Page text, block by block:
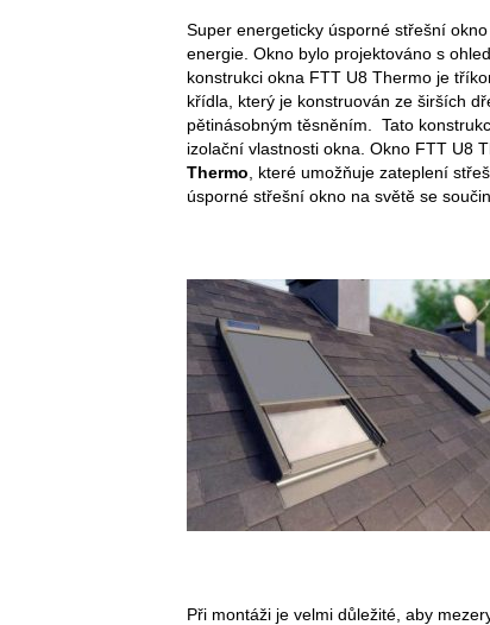
Super energeticky úsporné střešní okno
energie. Okno bylo projektováno s
konstrukci okna FTT U8 Thermo je
křídla, který je konstruován ze širších
pětinásobným těsněním. Tato
izolační vlastnosti okna. Okno FTT U8
Thermo , které umožňuje zateplení
úsporné střešní okno na světě se
Při montáži je velmi důležité, aby